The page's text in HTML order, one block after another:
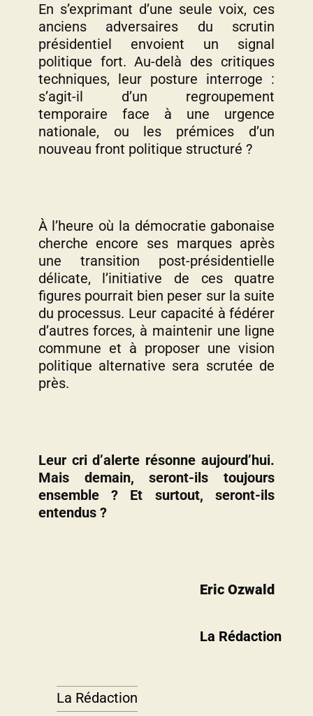
En s’exprimant d’une seule voix, ces
anciens adversaires du scrutin
présidentiel envoient un signal
politique fort. Au-delà des critiques
techniques, leur posture interroge :
s’agit-il d’un regroupement
temporaire face à une urgence
nationale, ou les prémices d’un
nouveau front politique structuré ?
À l’heure où la démocratie gabonaise
cherche encore ses marques après
une transition post-présidentielle
délicate, l’initiative de ces quatre
figures pourrait bien peser sur la suite
du processus. Leur capacité à fédérer
d’autres forces, à maintenir une ligne
commune et à proposer une vision
politique alternative sera scrutée de
près.
Leur cri d’alerte résonne aujourd’hui.
Mais demain, seront-ils toujours
ensemble ? Et surtout, seront-ils
entendus ?
Eric Ozwald
La Rédaction
La Rédaction